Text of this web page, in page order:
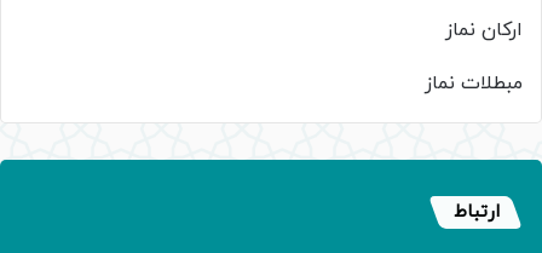
ارکان نماز
مبطلات نماز
ارتباط